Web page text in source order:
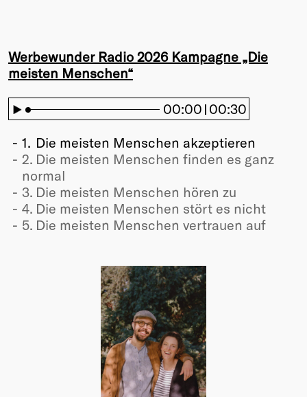
Werbewunder Radio 2026 Kampagne „Die
meisten Menschen“
00:00 00:30
1. Die meisten Menschen akzeptieren
2. Die meisten Menschen finden es ganz
normal
3. Die meisten Menschen hören zu
4. Die meisten Menschen stört es nicht
5. Die meisten Menschen vertrauen auf